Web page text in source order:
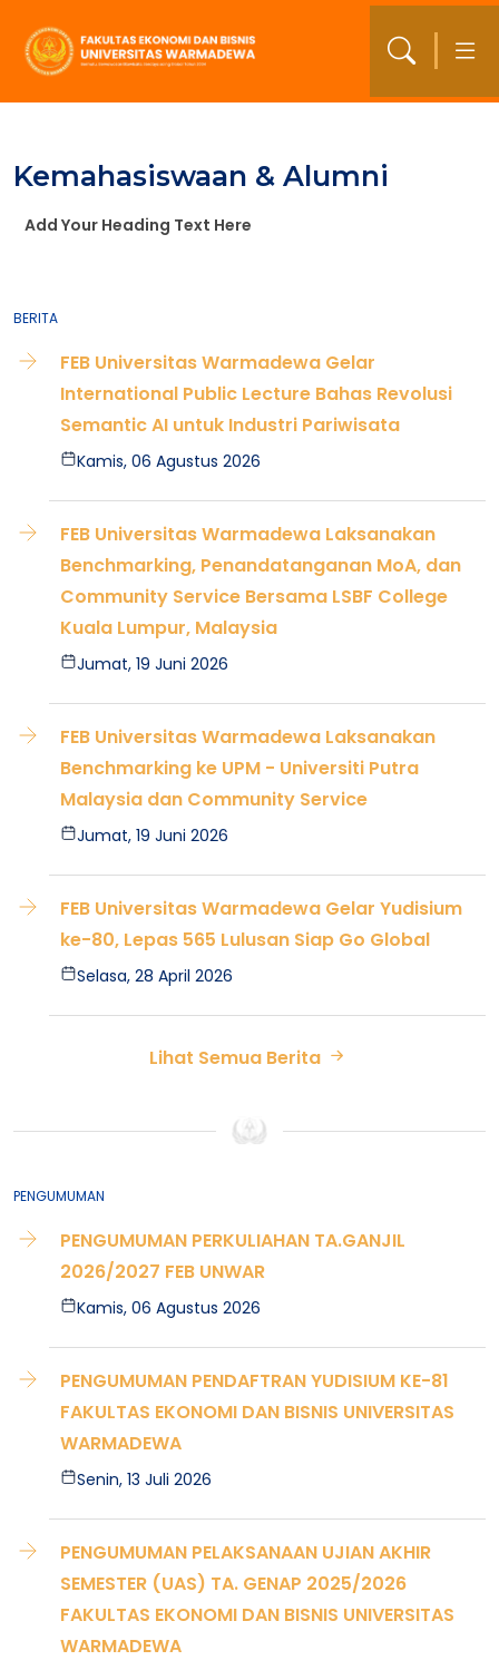
Kemahasiswaan & Alumni
Add Your Heading Text Here
BERITA
FEB Universitas Warmadewa Gelar
International Public Lecture Bahas Revolusi
Semantic AI untuk Industri Pariwisata
Kamis, 06 Agustus 2026
FEB Universitas Warmadewa Laksanakan
Benchmarking, Penandatanganan MoA, dan
Community Service Bersama LSBF College
Kuala Lumpur, Malaysia
Jumat, 19 Juni 2026
FEB Universitas Warmadewa Laksanakan
Benchmarking ke UPM - Universiti Putra
Malaysia dan Community Service
Jumat, 19 Juni 2026
FEB Universitas Warmadewa Gelar Yudisium
ke-80, Lepas 565 Lulusan Siap Go Global
Selasa, 28 April 2026
Lihat Semua Berita
PENGUMUMAN
PENGUMUMAN PERKULIAHAN TA.GANJIL
2026/2027 FEB UNWAR
Kamis, 06 Agustus 2026
PENGUMUMAN PENDAFTRAN YUDISIUM KE-81
FAKULTAS EKONOMI DAN BISNIS UNIVERSITAS
WARMADEWA
Senin, 13 Juli 2026
PENGUMUMAN PELAKSANAAN UJIAN AKHIR
SEMESTER (UAS) TA. GENAP 2025/2026
FAKULTAS EKONOMI DAN BISNIS UNIVERSITAS
WARMADEWA